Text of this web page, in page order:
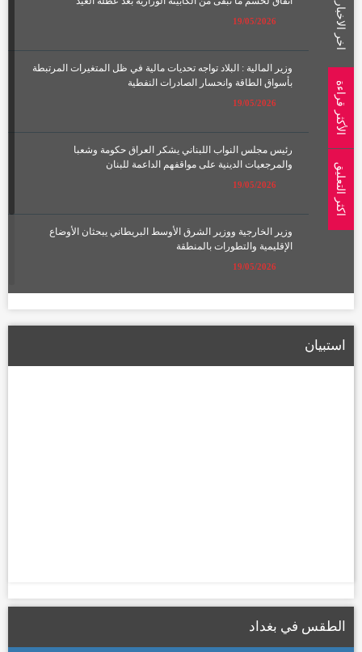
19/05/2026
وزير المالية : البلاد تواجه تحديات مالية في ظل المتغيرات المرتبطة
بأسواق الطاقة وانحسار الصادرات النفطية
19/05/2026
رئيس مجلس النواب اللبناني يشكر العراق حكومة وشعبا
والمرجعيات الدينية على مواقفهم الداعمة للبنان
19/05/2026
وزير الخارجية ووزير الشرق الأوسط البريطاني يبحثان الأوضاع
الإقليمية والتطورات بالمنطقة
19/05/2026
الطريق الحلقي الرابع
اخر الاخبار
الأكثر قراءة
اكثر التعليق
استبيان
الطقس في بغداد